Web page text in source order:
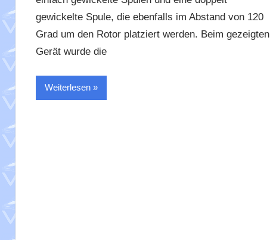
gewickelte Spule, die ebenfalls im Abstand von 120
Grad um den Rotor platziert werden. Beim gezeigten
Gerät wurde die
Weiterlesen